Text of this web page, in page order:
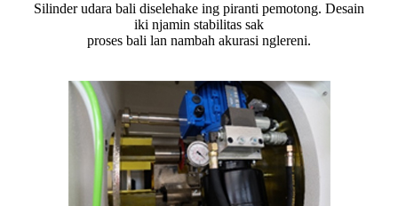
Silinder udara bali diselehake ing piranti pemotong. Desain
iki njamin stabilitas sak
proses bali lan nambah akurasi nglereni.